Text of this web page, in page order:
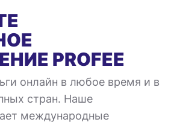
PROFEE
онлайн в любое время и в
стран. Наше
международные